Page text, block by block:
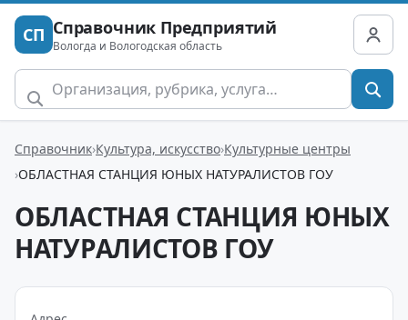
СП Справочник Предприятий
Вологда и Вологодская область
Справочник Культура, искусство Культурные центры
ОБЛАСТНАЯ СТАНЦИЯ ЮНЫХ НАТУРАЛИСТОВ ГОУ
ОБЛАСТНАЯ СТАНЦИЯ ЮНЫХ
НАТУРАЛИСТОВ ГОУ